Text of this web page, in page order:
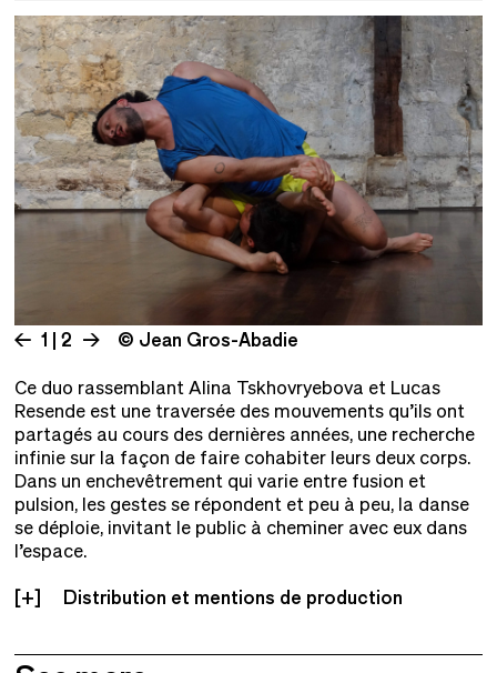
1 | 2 © Jean Gros-Abadie
Ce duo rassemblant Alina Tskhovryebova et Lucas
Resende est une traversée des mouvements qu’ils ont
partagés au cours des dernières années, une recherche
infinie sur la façon de faire cohabiter leurs deux corps.
Dans un enchevêtrement qui varie entre fusion et
pulsion, les gestes se répondent et peu à peu, la danse
se déploie, invitant le public à cheminer avec eux dans
l’espace.
Distribution et mentions de production